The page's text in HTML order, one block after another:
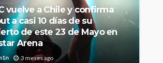
vuelve a Chile y confirma
a casi 10 días de su
de este 23 de Mayo en
Arena
3 meses ago